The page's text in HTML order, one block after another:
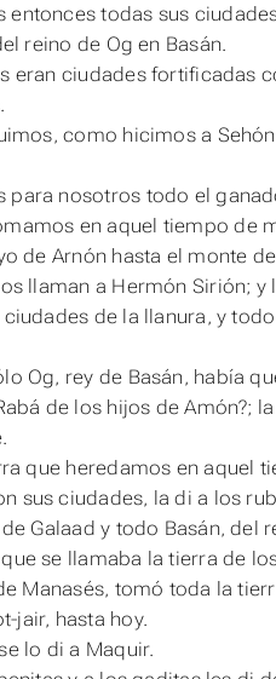
entonces todas sus
reino de Og en Basán.
eran ciudades fortificadas
como hicimos a
para nosotros todo el
en aquel tiempo de
de Arnón hasta el monte
llaman a Hermón Sirión;
ciudades de la llanura, y
Og, rey de Basán, había
de los hijos de Amón?;
que heredamos en aquel
sus ciudades, la di a los
Galaad y todo Basán,
se llamaba la tierra de
Manasés, tomó toda la
jair, hasta hoy.
lo di a Maquir.